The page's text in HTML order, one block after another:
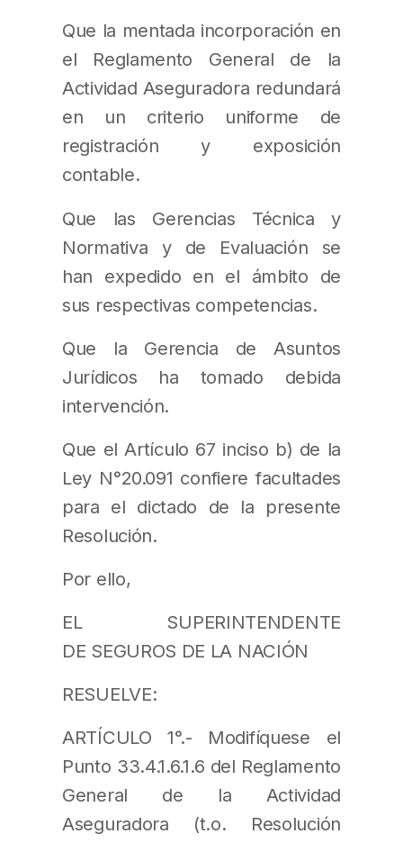
Que la mentada incorporación en
el Reglamento General de la
Actividad Aseguradora redundará
en un criterio uniforme de
registración y exposición
contable.
Que las Gerencias Técnica y
Normativa y de Evaluación se
han expedido en el ámbito de
sus respectivas competencias.
Que la Gerencia de Asuntos
Jurídicos ha tomado debida
intervención.
Que el Artículo 67 inciso b) de la
Ley N°20.091 confiere facultades
para el dictado de la presente
Resolución.
Por ello,
EL SUPERINTENDENTE
DE SEGUROS DE LA NACIÓN
RESUELVE:
ARTÍCULO 1°.- Modifíquese el
Punto 33.4.1.6.1.6 del Reglamento
General de la Actividad
Aseguradora (t.o. Resolución